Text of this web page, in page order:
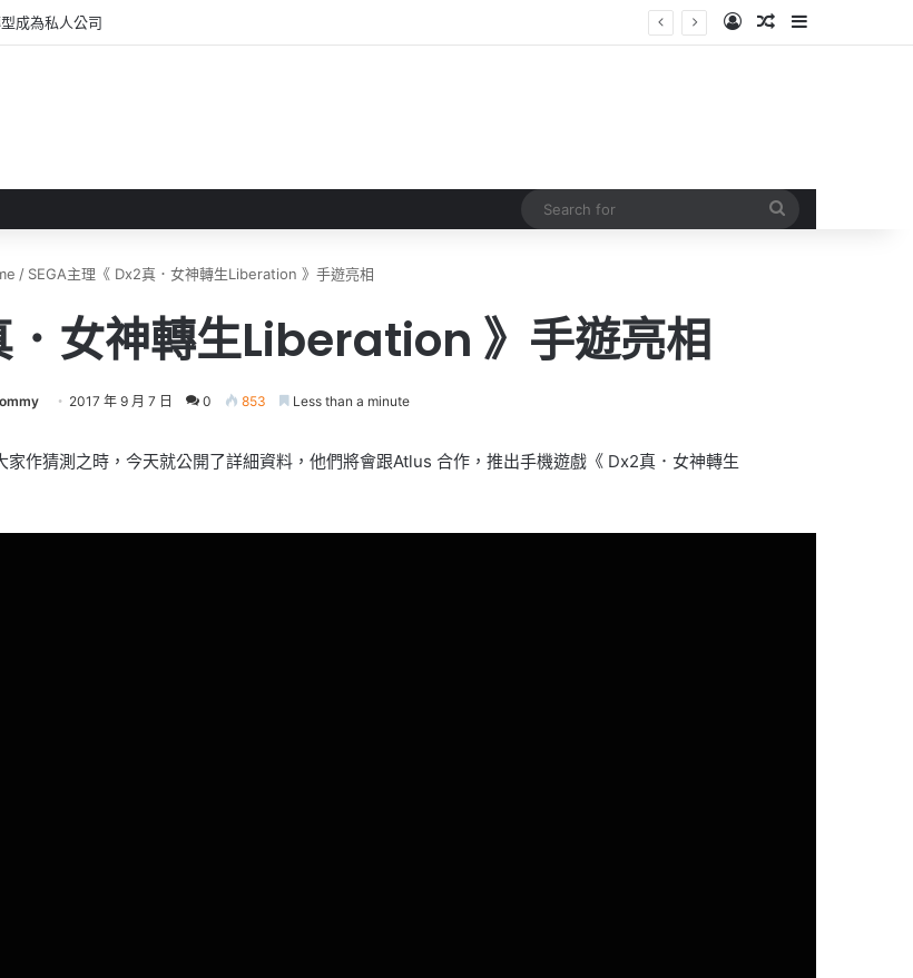
成為私人公司 Log InRandom Article
Sidebar
/ SEGA主理《 Dx2真．女神轉生Liberation 》手遊亮相
．女神轉生Liberation 》手遊亮相
2017 年 9 月 7 日 0 853 Less than a minute
作猜測之時，今天就公開了詳細資料，他們將會跟Atlus 合作，推出手機遊戲《 Dx2真．女神轉生